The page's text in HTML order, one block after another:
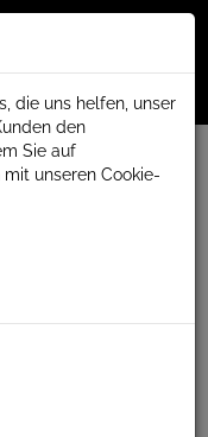
Design Badheizkörper
die uns helfen, unser
den
Sie auf
mit unseren Cookie-